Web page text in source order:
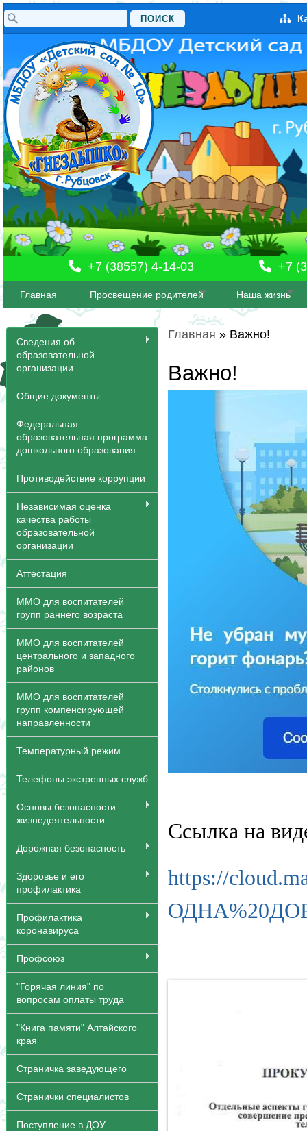
Форма поиска
Поиск
+7 (38557) 4-14-03 +7
Главная Просвещение родителей Наша жизнь
Сведения об
образовательной
организации
Общие документы
Федеральная
образовательная программа
дошкольного образования
Противодействие коррупции
Независимая оценка
качества работы
образовательной
организации
Аттестация
ММО для воспитателей
групп раннего возраста
ММО для воспитателей
центрального и западного
районов
ММО для воспитателей
групп компенсирующей
направленности
Температурный режим
Телефоны экстренных служб
Основы безопасности
жизнедеятельности
Дорожная безопасность
Здоровье и его
профилактика
Профилактика
коронавируса
Профсоюз
"Горячая линия" по
вопросам оплаты труда
"Книга памяти" Алтайского
края
Страничка заведующего
Странички специалистов
Поступление в ДОУ
Вы здесь
Главная » Важно!
Важно!
Ссылка на
https://